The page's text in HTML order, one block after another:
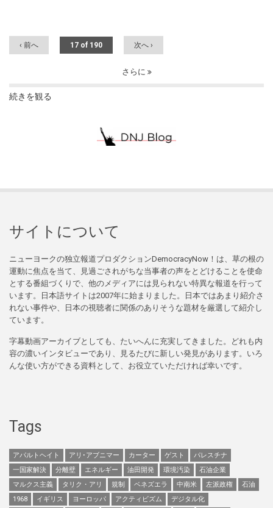
‹ 前へ 17 of 190 次へ ›
さらに
続きを観る
サイトについて
ニューヨークの独立報道プロダクションDemocracyNow！は、草の根の
運動に焦点を当て、見過ごされがちな当事者の声をとどけることを使命
とする番組づくりで、他のメディアには見られない特異な報道を行って
います。日本語サイトは2007年に始まりました。日本ではあまり紹介さ
れない事件や、日本の視聴者に関係のありそうな題材を厳選して紹介し
ています。
字幕動画アーカイブとしても、たいへんに充実してきました。どれも内
容の濃いインタビューであり、見るたびに新しい発見があります。いろ
んな使い方ができる資料として、お役立ていただければ幸いです。
Tags
アパルトヘイト アリ･アブニマー カーター ゲスト
パレスチナ
一国家解決
分離壁 エネルギー 油田開発 環境汚染
石油企業
マルクス主義
タリク・アリ 規制 ベネズエラ 中南米 左派政権
石油
1968
イギリス ヨーロッパ アクティビズム デジタル化